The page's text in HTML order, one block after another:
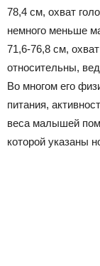
78,4 см, охват
немного меньше
71,6-76,8 см,
относительны,
Во многом его
питания,
веса малышей
которой указаны